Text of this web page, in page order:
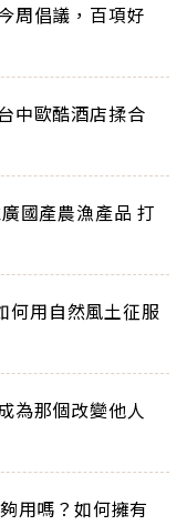
周倡議，百項好
中歐酷酒店揉合
國產農漁產品 打
何用自然風土征服
為那個改變他人
用嗎？如何擁有